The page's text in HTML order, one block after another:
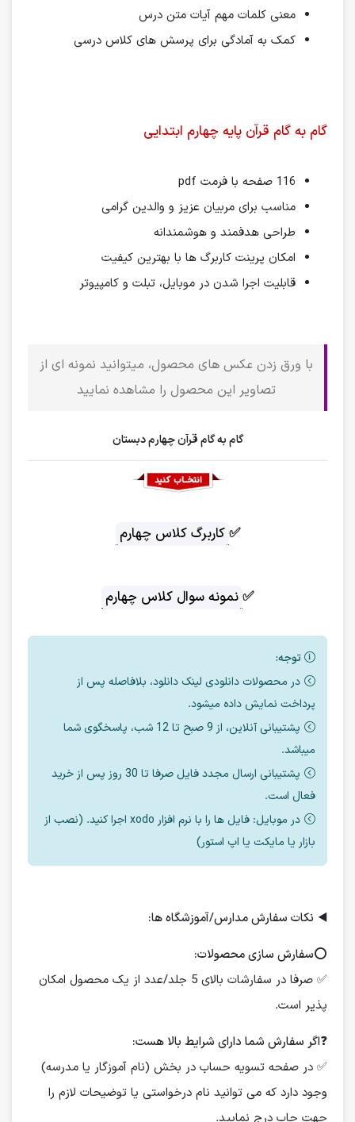
معنی کلمات مهم آیات متن درس
کمک به آمادگی برای پرسش های کلاس درسی
گام به گام قرآن پایه چهارم ابتدایی
116 صفحه با فرمت pdf
مناسب برای مربیان عزیز و والدین گرامی
طراحی هدفمند و هوشمندانه
امکان پرینت کاربرگ ها با بهترین کیفیت
قابلیت اجرا شدن در موبایل، تبلت و کامپیوتر
با ورق زدن عکس های محصول، میتوانید نمونه ای از
تصاویر این محصول را مشاهده نمایید
گام به گام قرآن چهارم دبستان
✅ کاربرگ کلاس چهارم
✅نمونه سوال کلاس چهارم
توجه:
در محصولات دانلودی لینک دانلود، بلافاصله پس از
پرداخت نمایش داده میشود.
پشتیبانی آنلاین، از 9 صبح تا 12 شب، پاسخگوی شما
میباشد.
پشتیبانی ارسال مجدد فایل صرفا تا 30 روز پس از خرید
فعال است.
در موبایل: فایل ها را با نرم افزار xodo اجرا کنید. (نصب از
بازار یا مایکت یا اپ استور)
◀️ نکات سفارش مدارس/آموزشگاه ها:
⭕️سفارش سازی محصولات:
✅ صرفا در سفارشات بالای 5 جلد/عدد از یک محصول امکان
پذیر است.
❓اگر سفارش شما دارای شرایط بالا هست:
✅ در صفحه تسویه حساب در بخش (نام آموزگار یا مدرسه)
وجود دارد که می توانید نام درخواستی یا توضیحات لازم را
جهت چاپ درج نمایید.